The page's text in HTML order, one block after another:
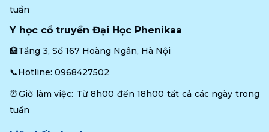
tuần
Y học cổ truyền Đại Học Phenikaa
🏥Tầng 3, Số 167 Hoàng Ngân, Hà Nội
📞Hotline: 0968427502
⏰Giờ làm việc: Từ 8h00 đến 18h00 tất cả các ngày trong
tuần